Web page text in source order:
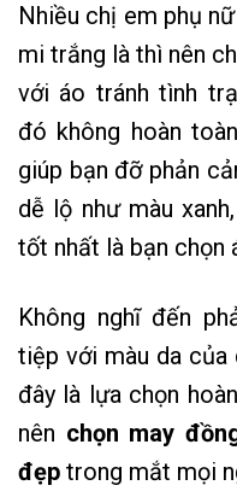
Nhiều chị em phụ
mi trắng là thì nên
với áo tránh tình
đó không hoàn
giúp bạn đỡ phản
dễ lộ như màu
tốt nhất là bạn chọn
Không nghĩ đến
tiệp với màu da của
đây là lựa chọn
nên chọn may
đẹp trong mắt mọi